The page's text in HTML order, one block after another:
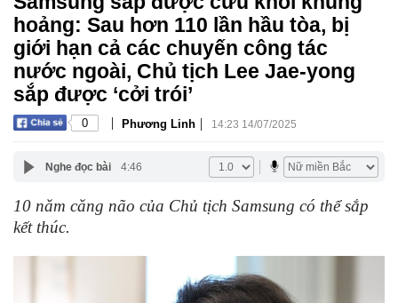
hoảng: Sau hơn 110 lần hầu tòa, bị
giới hạn cả các chuyến công tác
nước ngoài, Chủ tịch Lee Jae-yong
sắp được ‘cởi trói’
0 | Phương Linh | 14:23 14/07/2025
Nghe đọc bài 4:46
10 năm căng não của Chủ tịch Samsung có thể sắp
kết thúc.